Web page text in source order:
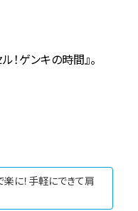
ゲンキの時間』。
に！手軽にできて肩